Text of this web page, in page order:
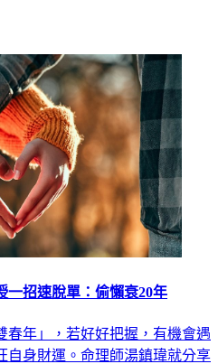
一招速脫單：偷懶衰20年
春年」，若好好把握，有機會遇
自身財運。命理師湯鎮瑋就分享